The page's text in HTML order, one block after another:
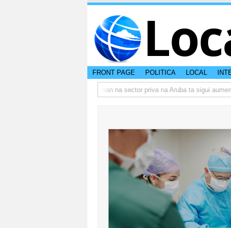
FRONT PAGE POLITICA LOCAL
Prestamonan na sector priva na Aruba ta sigui aumenta